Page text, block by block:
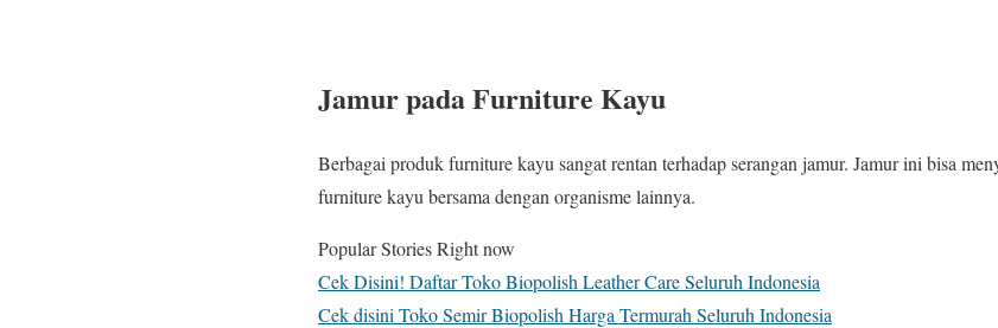
Jamur pada Furniture Kayu
Berbagai produk furniture kayu sangat rentan terhadap serangan jamur. Jamur ini bisa
furniture kayu bersama dengan organisme lainnya.
Popular Stories Right now
Cek Disini! Daftar Toko Biopolish Leather Care Seluruh Indonesia
Cek disini Toko Semir Biopolish Harga Termurah Seluruh Indonesia